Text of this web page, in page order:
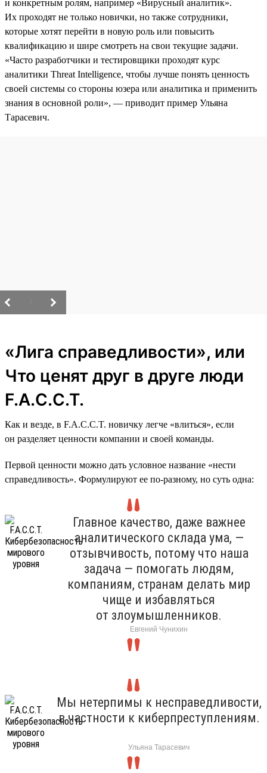
и конкретным ролям, например «Вирусный аналитик».
Их проходят не только новички, но также сотрудники,
которые хотят перейти в новую роль или повысить
квалификацию и шире смотреть на свои текущие задачи.
«Часто разработчики и тестировщики проходят курс
аналитики Threat Intelligence, чтобы лучше понять ценность
своей системы со стороны юзера или аналитика и применить
знания в основной роли», — приводит пример Ульяна
Тарасевич.
«Лига справедливости», или
Что ценят друг в друге люди
F.A.C.C.T.
Как и везде, в F.A.C.C.T. новичку легче «влиться», если
он разделяет ценности компании и своей команды.
Первой ценности можно дать условное название «нести
справедливость». Формулируют ее по-разному, но суть одна:
Главное качество, даже важнее
аналитического склада ума, —
отзывчивость, потому что наша
задача — помогать людям,
компаниям, странам делать мир
чище и избавляться
от злоумышленников.
Евгений Чунихин
Мы нетерпимы к несправедливости,
в частности к киберпреступлениям.
Ульяна Тарасевич